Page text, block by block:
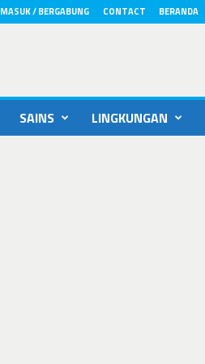
MASUK / BERGABUNG CONTACT BERANDA
SAINS LINGKUNGAN